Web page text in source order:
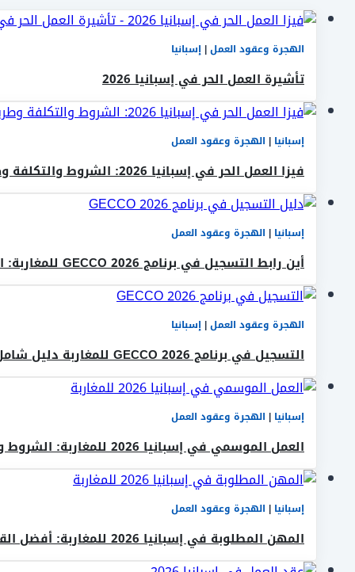
الهجرة وعقود العمل| إسبانيا
تأشيرة العمل الحر في إسبانيا 2026
إسبانيا | الهجرة وعقود العمل
فيزا العمل الحر في إسبانيا 2026: الشروط والتكلفة وطريقة التقديم
إسبانيا | الهجرة وعقود العمل
أين رابط التسجيل في برنامج GECCO 2026 للمغاربة: الحقيقة الكاملة
الهجرة وعقود العمل| إسبانيا
التسجيل في برنامج GECCO 2026 للمغاربة دليل شامل
إسبانيا | الهجرة وعقود العمل
العمل الموسمي في إسبانيا 2026 للمغاربة: الشروط والتسجيل والرواتب بالتفصيل
إسبانيا | الهجرة وعقود العمل
المهن المطلوبة في إسبانيا 2026 للمغاربة: أفضل القطاعات وفرص العمل القانونية